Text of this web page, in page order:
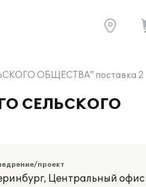
ОБЩЕСТВА" поставка 2
СЕЛЬСКОГО
проект
Центральный офис